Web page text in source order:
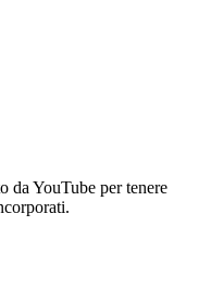
da YouTube per tenere